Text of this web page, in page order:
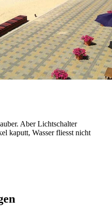
Aber Lichtschalter
kaputt, Wasser fliesst nicht